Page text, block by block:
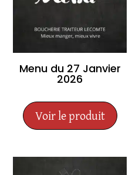
Menu du 27 Janvier
2026
Voir le produit